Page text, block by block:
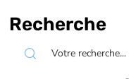
Recherche